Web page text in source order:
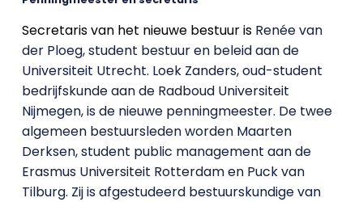
Secretaris van het nieuwe bestuur is Renée van
der Ploeg, student bestuur en beleid aan de
Universiteit Utrecht. Loek Zanders, oud-student
bedrijfskunde aan de Radboud Universiteit
Nijmegen, is de nieuwe penningmeester. De twee
algemeen bestuursleden worden Maarten
Derksen, student public management aan de
Erasmus Universiteit Rotterdam en Puck van
Tilburg. Zij is afgestudeerd bestuurskundige van